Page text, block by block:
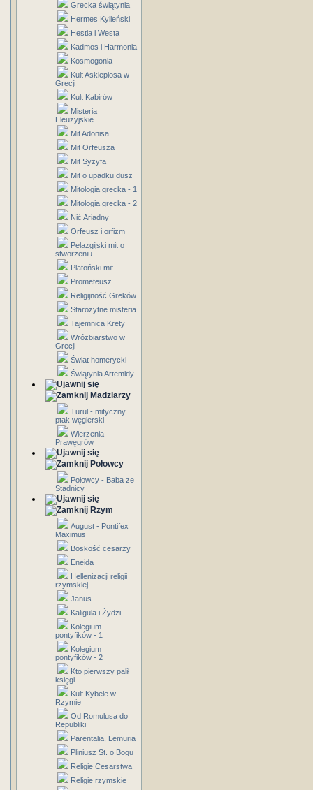
Grecka świątynia
Hermes Kylleński
Hestia i Westa
Kadmos i Harmonia
Kosmogonia
Kult Asklepiosa w
Grecji
Kult Kabirów
Misteria
Eleuzyjskie
Mit Adonisa
Mit Orfeusza
Mit Syzyfa
Mit o upadku dusz
Mitologia grecka - 1
Mitologia grecka - 2
Nić Ariadny
Orfeusz i orfizm
Pelazgijski mit o
stworzeniu
Platoński mit
Prometeusz
Religijność Greków
Starożytne misteria
Tajemnica Krety
Wróżbiarstwo w
Grecji
Świat homerycki
Świątynia Artemidy
Madziarzy
Turul - mityczny
ptak węgierski
Wierzenia
Prawęgrów
Połowcy
Połowcy - Baba ze
Stadnicy
Rzym
August - Pontifex
Maximus
Boskość cesarzy
Eneida
Hellenizacji religii
rzymskiej
Janus
Kaligula i Żydzi
Kolegium
pontyfików - 1
Kolegium
pontyfików - 2
Kto pierwszy palił
księgi
Kult Kybele w
Rzymie
Od Romulusa do
Republiki
Parentalia, Lemuria
Pliniusz St. o Bogu
Religie Cesarstwa
Religie rzymskie